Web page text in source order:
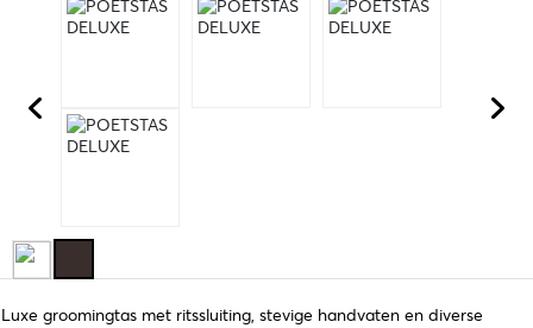
Luxe groomingtas met ritssluiting, stevige handvaten en diverse